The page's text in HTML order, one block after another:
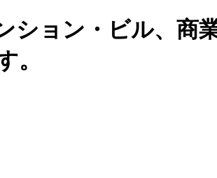
ション・ビル、商
。